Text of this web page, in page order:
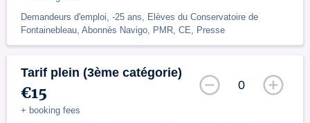
Demandeurs d'emploi, -25 ans, Elèves du Conservatoire de
Fontainebleau, Abonnés Navigo, PMR, CE, Presse
Tarif plein (3ème catégorie)
€15
+ booking fees
0